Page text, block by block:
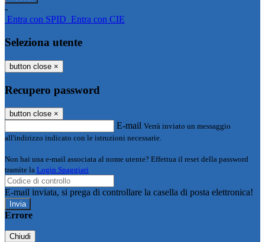
-
Entra con SPID Entra con CIE
Seleziona utente
button close ×
Recupero password
button close ×
E-mail Verrà inviato un messaggio
all'indirizzo indicato con le istruzioni necessarie.
Non hai una e-mail associata al nome utente? Effettua il reset della password
tramite la Login Spaggiari
E-mail inviata, si prega di controllare la casella di posta elettronica!
Errore
Chiudi